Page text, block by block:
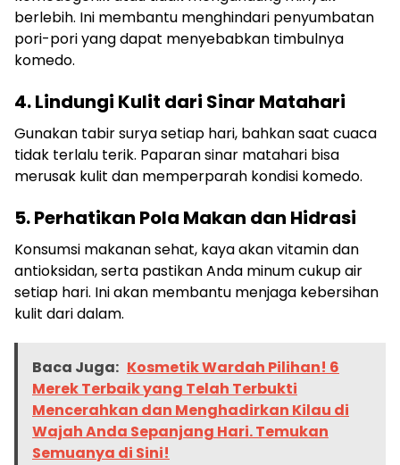
berlebih. Ini membantu menghindari penyumbatan
pori-pori yang dapat menyebabkan timbulnya
komedo.
4. Lindungi Kulit dari Sinar Matahari
Gunakan tabir surya setiap hari, bahkan saat cuaca
tidak terlalu terik. Paparan sinar matahari bisa
merusak kulit dan memperparah kondisi komedo.
5. Perhatikan Pola Makan dan Hidrasi
Konsumsi makanan sehat, kaya akan vitamin dan
antioksidan, serta pastikan Anda minum cukup air
setiap hari. Ini akan membantu menjaga kebersihan
kulit dari dalam.
Baca Juga: Kosmetik Wardah Pilihan! 6
Merek Terbaik yang Telah Terbukti
Mencerahkan dan Menghadirkan Kilau di
Wajah Anda Sepanjang Hari. Temukan
Semuanya di Sini!